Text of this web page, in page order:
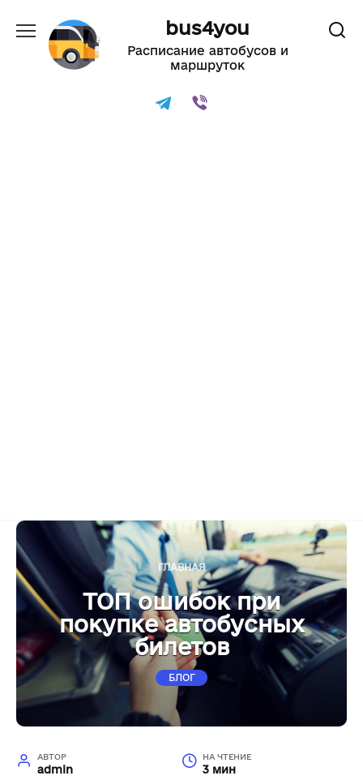
содержанию
bus4you
Расписание автобусов и
маршруток
ГЛАВНАЯ
ТОП ошибок при
покупке автобусных
билетов
БЛОГ
АВТОР
admin
НА ЧТЕНИЕ
3 мин